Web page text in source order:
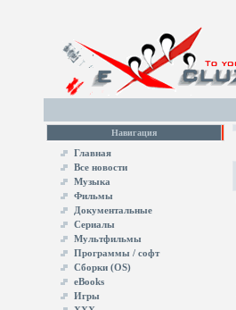
Навигация
Главная
Все новости
Музыка
Фильмы
Документальные
Сериалы
Мультфильмы
Программы / софт
Сборки (OS)
eBooks
Игры